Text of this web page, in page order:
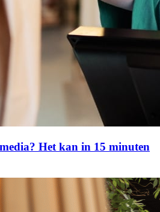
Het kan in 15 minuten